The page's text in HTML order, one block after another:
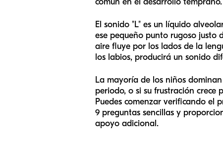
El sonido "L" es un líquido
ese pequeño punto rugoso justo
aire fluye por los lados de la
los labios, producirá un sonido
La mayoría de los niños
periodo, o si su frustración
Puedes comenzar verificando el
9 preguntas sencillas y
apoyo adicional.